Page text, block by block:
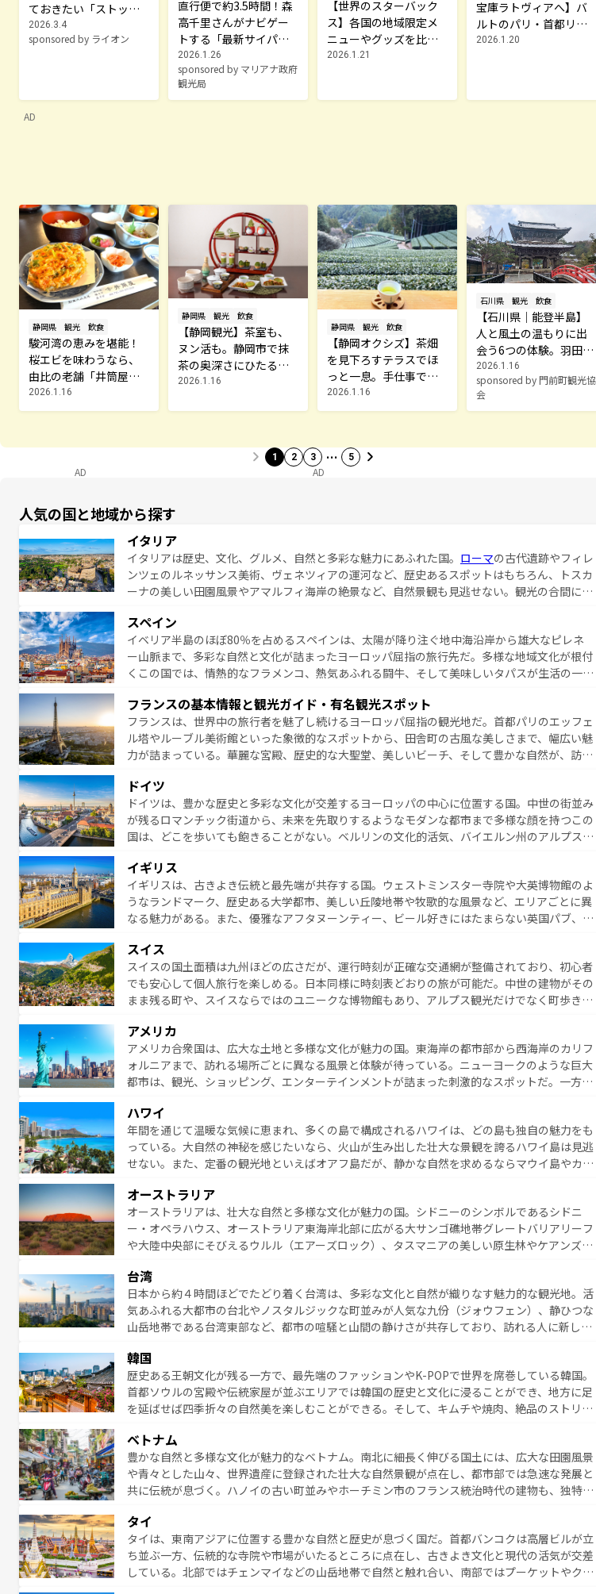
ておきたい「ストッパ
下痢止めEX」
2026.3.4
sponsored by ライオン
直行便で約3.5時間！森
高千里さんがナビゲー
トする「最新サイパ
ン」3泊4日モデルプラ
ン
2026.1.26
sponsored by マリアナ政府
観光局
【世界のスターバック
ス】各国の地域限定メ
ニューやグッズを比
較。人気のカスタムオ
2026.1.21
宝庫ラトヴィアへ】バ
ルトのパリ・首都リー
ガでしたいこと
2026.1.20
AD
静岡県 観光 飲食
駿河湾の恵みを堪能！
桜エビを味わうなら、
由比の老舗「井筒屋」
へ
2026.1.16
静岡県 観光 飲食
【静岡観光】茶室も、
ヌン活も。静岡市で抹
茶の奥深さにひたるひ
と時
2026.1.16
静岡県 観光 飲食
【静岡オクシズ】茶畑
を見下ろすテラスでほ
っと一息。手仕事で継
がれる自園自製の茶園
を見学
2026.1.16
石川県 観光 飲食
【石川県｜能登半島】
人と風土の温もりに出
会う6つの体験。羽田か
ら2時間で着く、輪島市
門前町の復興のいまを
歩く
2026.1.16
sponsored by 門前町観光協
会
1 2 3 … 5
AD AD
人気の国と地域から探す
イタリア
イタリアは歴史、文化、グルメ、自然と多彩な魅力にあふれた国。 ローマの古代遺跡やフィレ
ンツェのルネッサンス美術、ヴェネツィアの運河など、歴史あるスポットはもちろん、トスカ
ーナの美しい田園風景やアマルフィ海岸の絶景など、自然景観も見逃せない。観光の合間に
夜眠るまで、すべての瞬間を楽しませてくれるイタリアで、忘れられない旅をしてみよう！
なお、新着のイタリア情報はコンテンツ一覧を参照してほしい。
スペイン
イベリア半島のほぼ80％を占めるスペインは、太陽が降り注ぐ地中海沿岸から雄大なピレネ
ー山脈まで、多彩な自然と文化が詰まったヨーロッパ屈指の旅行先だ。多様な地域文化が根付
くこの国では、情熱的なフラメンコ、熱気あふれる闘牛、そして美味しいタパスが生活の一部
ら、地方では古代ローマ遺跡や中世の城塞都市、穏やかなビーチリゾートまで多彩な表情を見
せる。地方によって風土や気候が異なるスペインはその個性で訪れる人を魅了する。 なお、
新着のスペイン情報はコンテンツ一覧を参照してほしい。
フランスの基本情報と観光ガイド・有名観光スポット
フランスは、世界中の旅行者を魅了し続けるヨーロッパ屈指の観光地だ。首都パリのエッフェ
ル塔やルーブル美術館といった象徴的なスポットから、田舎町の古風な美しさまで、幅広い魅
力が詰まっている。華麗な宮殿、歴史的な大聖堂、美しいビーチ、そして豊かな自然が、訪れ
無形文化遺産にも登録されている。シャンパンの発祥地であるランス、プロヴァンスの香り高
いラベンダー畑など、多彩な楽しみ方が可能だ。さらに、パリ以外の地域にも魅力が溢れてお
り、どの街角にも豊かな歴史と文化が息づいている。パリ以外の個性あふれる地方に足を運ぶ
とそれぞれで全く異なる文化を体験できるだろう。 なお、新着のフランス情報はコンテンツ
ドイツ
ドイツは、豊かな歴史と多彩な文化が交差するヨーロッパの中心に位置する国。中世の街並み
が残るロマンチック街道から、未来を先取りするようなモダンな都市まで多様な顔を持つこの
国は、どこを歩いても飽きることがない。ベルリンの文化的活気、バイエルン州のアルプスの
ら地元の人と過ごす楽しい時間は、お酒好きな人にはぜひ体験してほしい。 なお、新着のド
イツ情報はコンテンツ一覧を参照してほしい。
イギリス
イギリスは、古きよき伝統と最先端が共存する国。ウェストミンスター寺院や大英博物館のよ
うなランドマーク、歴史ある大学都市、美しい丘陵地帯や牧歌的な風景など、エリアごとに異
なる魅力がある。また、優雅なアフタヌーンティー、ビール好きにはたまらない英国パブ、サ
お、新着のイギリス情報は
スイス
スイスの国土面積は九州ほどの広さだが、運行時刻が正確な交通網が整備されており、初心者
でも安心して個人旅行を楽しめる。日本同様に時刻表どおりの旅が可能だ。中世の建物がその
まま残る町や、スイスならではのユニークな博物館もあり、アルプス観光だけでなく町歩きも
ービスもあり、うまく活用すれば市内交通費無料で観光を楽しむこともできる。 なお、新着
のスイス情報はコンテンツ一覧 を参照してほしい。
アメリカ
アメリカ合衆国は、広大な土地と多様な文化が魅力の国。東海岸の都市部から西海岸のカリフ
ォルニアまで、訪れる場所ごとに異なる風景と体験が待っている。ニューヨークのような巨大
都市は、観光、ショッピング、エンターテインメントが詰まった刺激的なスポットだ。一方、
絶景が堪能できる。さらに、南部のニューオーリンズでは、音楽と美食が融合した独特の文化
が魅力。旅行者はアメリカの各地域で異なる魅力を楽しみながら、その多様性と豊かな歴史を
感じることができるだろう。車でのロードトリップや列車の旅も、アメリカならではの贅沢な
旅のスタイルだ。 なお、新着のアメリカ情報はコンテンツ一覧を参照してほしい。
ハワイ
年間を通じて温暖な気候に恵まれ、多くの島で構成されるハワイは、どの島も独自の魅力をも
っている。大自然の神秘を感じたいなら、火山が生み出した壮大な景観を誇るハワイ島は見逃
せない。また、定番の観光地といえばオアフ島だが、静かな自然を求めるならマウイ島やカウ
る。「アロハスピリット」と呼ばれるおもてなしの心で訪れる人々を迎えてくれるハワイの
人々、おいしいローカルフードやハワイアンミュージック、伝統的なフラダンスなど、すべて
がハワイの魅力を彩っている。訪れるたびに新しい発見と感動が待っているハワイを、存分に
味わってほしい。 なお、新着のハワイ情報はコンテンツ一覧を参照してほしい。
オーストラリア
オーストラリアは、壮大な自然と多様な文化が魅力の国。シドニーのシンボルであるシドニ
ー・オペラハウス、オーストラリア東海岸北部に広がる大サンゴ礁地帯グレートバリアリーフ
や大陸中央部にそびえるウルル（エアーズロック）、タスマニアの美しい原生林やケアンズの
豊かで、美味しいものであふれている。アクティビティも充実しており、サーフィンやダイビ
ング、ハイキングなど、アウトドア好きにはたまらない。オーストラリアの多彩な魅力を存分
に味わいつくそう。 なお、新着のオーストラリア情報はコンテンツ一覧を参照してほしい。
台湾
日本から約４時間ほどでたどり着く台湾は、多彩な文化と自然が織りなす魅力的な観光地。活
気あふれる大都市の台北やノスタルジックな町並みが人気な九份（ジォウフェン）、静ひつな
山岳地帯である台湾東部など、都市の喧騒と山間の静けさが共存しており、訪れる人に新しい
から高級料理、ヘルシーで美容にもいいと評判のスイーツなど、バラエティ豊かな料理が味わ
える。 なお、新着の台湾情報はコンテンツ一覧を参照してほしい。
韓国
歴史ある王朝文化が残る一方で、最先端のファッションやK-POPで世界を席巻している韓国。
首都ソウルの宮殿や伝統家屋が並ぶエリアでは韓国の歴史と文化に浸ることができ、地方に足
を延ばせば四季折々の自然美を楽しむことができる。そして、キムチや焼肉、絶品のストリー
能できる。あたたかいホスピタリティに包まれながら、韓国の多彩な魅力を心ゆくまで味わっ
てみてほしい。 なお、新着の韓国情報はコンテンツ一覧を参照してほしい。
ベトナム
豊かな自然と多様な文化が魅力的なベトナム。南北に細長く伸びる国土には、広大な田園風景
や青々とした山々、世界遺産に登録された壮大な自然景観が点在し、都市部では急速な発展と
共に伝統が息づく。ハノイの古い町並みやホーチミン市のフランス統治時代の建物も、独特の
まないベトナム料理も魅力のひとつ。フォーやバインミー、ベトナムコーヒーなどは、ぜひ現
地で味わいたい。どの地域を訪れてもあたたかい人々が旅行者を迎えてくれるので、きっと忘
れられない旅になるはずだ。 なお、新着のベトナム情報はコンテンツ一覧を参照してほし
い。
タイ
タイは、東南アジアに位置する豊かな自然と歴史が息づく国だ。首都バンコクは高層ビルが立
ち並ぶ一方、伝統的な寺院や市場がいたるところに点在し、古きよき文化と現代の活気が交差
している。北部ではチェンマイなどの山岳地帯で自然と触れ合い、南部ではプーケットやクラ